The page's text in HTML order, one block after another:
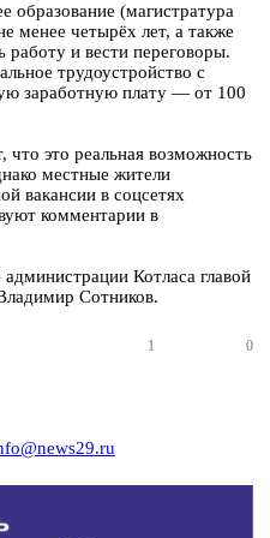
образование (магистратура
менее четырёх лет, а также
работу и вести переговоры.
трудоустройство с
заработную плату — от 100
это реальная возможность
местные жители
вакансии в соцсетях
комментарии в
Котласа главой
Сотников.
1 0